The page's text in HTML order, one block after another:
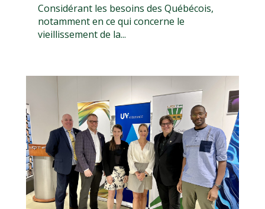
Considérant les besoins des Québécois,
notamment en ce qui concerne le
vieillissement de la...